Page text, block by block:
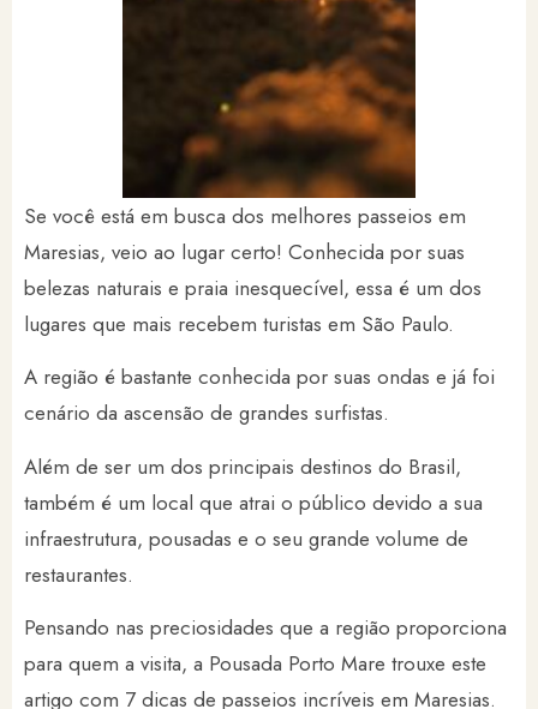
Se você está em busca dos melhores passeios em
Maresias, veio ao lugar certo! Conhecida por suas
belezas naturais e praia inesquecível, essa é um dos
lugares que mais recebem turistas em São Paulo.
A região é bastante conhecida por suas ondas e já foi
cenário da ascensão de grandes surfistas.
Além de ser um dos principais destinos do Brasil,
também é um local que atrai o público devido a sua
infraestrutura, pousadas e o seu grande volume de
restaurantes.
Pensando nas preciosidades que a região proporciona
para quem a visita, a Pousada Porto Mare trouxe este
artigo com 7 dicas de passeios incríveis em Maresias.